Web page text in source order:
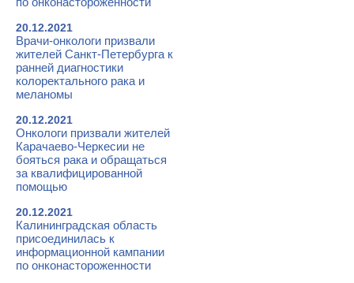
20.12.2021
Врачи-онкологи призвали
жителей Санкт-Петербурга к
ранней диагностики
колоректального рака и
меланомы
20.12.2021
Онкологи призвали жителей
Карачаево-Черкесии не
бояться рака и обращаться
за квалифицированной
помощью
20.12.2021
Калининградская область
присоединилась к
информационной кампании
по онконастороженности